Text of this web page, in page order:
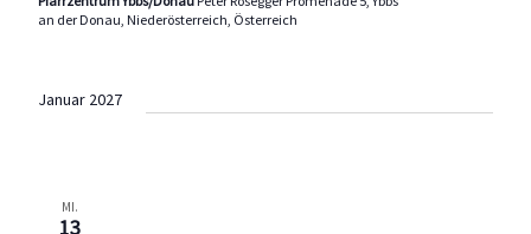
an der Donau, Niederösterreich, Österreich
Januar 2027
MI.
13